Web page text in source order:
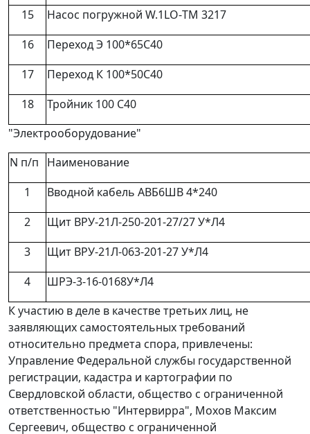
15
Насос погружной W.1LO-ТМ 3217
16
Переход Э 100*65С40
17
Переход К 100*50С40
18
Тройник 100 С40
"Электрооборудование"
N п/п
Наименование
1
Вводной кабель АВБ6ШВ 4*240
2
Щит ВРУ-21Л-250-201-27/27 У*Л4
3
Щит ВРУ-21Л-063-201-27 У*Л4
4
ШРЭ-3-16-0168У*Л4
К участию в деле в качестве третьих лиц, не
заявляющих самостоятельных требований
относительно предмета спора, привлечены:
Управление Федеральной службы государственной
регистрации, кадастра и картографии по
Свердловской области, общество с ограниченной
ответственностью "Интервирра", Мохов Максим
Сергеевич, общество с ограниченной